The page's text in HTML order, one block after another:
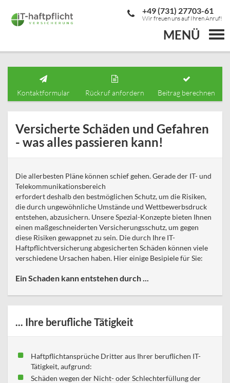
MENÜ
+49 (731) 27703-61
Wir freuen uns auf Ihren Anruf!
Kontaktformular Rückruf anfordern Beitrag berechnen
Versicherte Schäden und Gefahren
- was alles passieren kann!
Die allerbesten Pläne können schief gehen. Gerade der IT- und
Telekommunikationsbereich
erfordert deshalb den bestmöglichen Schutz, um die Risiken,
die durch ungewöhnliche Umstände und Wettbewerbsdruck
entstehen, abzusichern. Unsere Spezial-Konzepte bieten Ihnen
einen maßgeschneiderten Versicherungsschutz, um gegen
diese Risiken gewappnet zu sein. Die durch Ihre IT-
Haftpflichtversicherung abgesicherten Schäden können viele
verschiedene Ursachen haben. Hier einige Besipiele für Sie:
Ein Schaden kann entstehen durch ...
... Ihre berufliche Tätigkeit
Haftpflichtansprüche Dritter aus Ihrer beruflichen IT-
Tätigkeit, aufgrund:
Schäden wegen der Nicht- oder Schlechterfüllung der